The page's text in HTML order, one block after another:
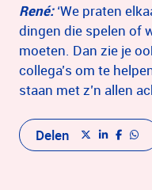
René:‘We praten
dingen die spelen of
moeten. Dan zie je
collega’s om te
staan met z’n allen
Delen